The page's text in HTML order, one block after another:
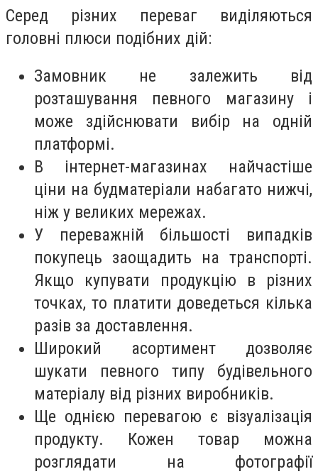
Серед різних переваг виділяються
головні плюси подібних дій:
Замовник не залежить від
розташування певного магазину і
може здійснювати вибір на одній
платформі.
В інтернет-магазинах найчастіше
ціни на будматеріали набагато нижчі,
ніж у великих мережах.
У переважній більшості випадків
покупець заощадить на транспорті.
Якщо купувати продукцію в різних
точках, то платити доведеться кілька
разів за доставлення.
Широкий асортимент дозволяє
шукати певного типу будівельного
матеріалу від різних виробників.
Ще однією перевагою є візуалізація
продукту. Кожен товар можна
розглядати на фотографії